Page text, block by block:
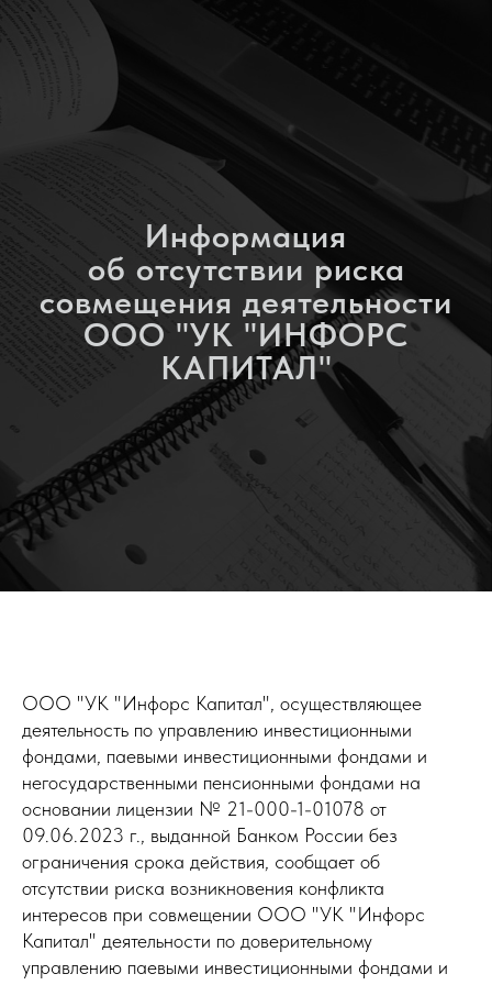
Информация
об отсутствии риска
совмещения деятельности
ООО "УК "ИНФОРС
КАПИТАЛ"
ООО "УК "Инфорс Капитал", осуществляющее
деятельность по управлению инвестиционными
фондами, паевыми инвестиционными фондами и
негосударственными пенсионными фондами на
основании лицензии № 21-000-1-01078 от
09.06.2023 г., выданной Банком России без
ограничения срока действия, сообщает об
отсутствии риска возникновения конфликта
интересов при совмещении ООО "УК "Инфорс
Капитал" деятельности по доверительному
управлению паевыми инвестиционными фондами и